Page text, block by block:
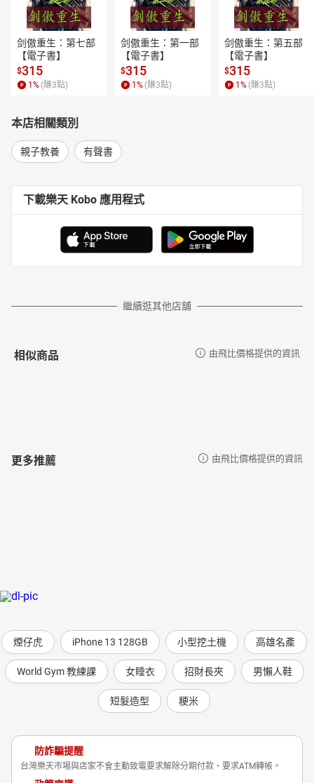
剑傲重生：第七部
【電子書】
$315
1 % (賺3點)
剑傲重生：第一部
【電子書】
$315
1 % (賺3點)
剑傲重生：第五部
【電子書】
$315
1 % (賺3點)
本店相關類別
親子教養 有聲書
下載樂天 Kobo 應用程式
繼續逛其他店舖
相似商品 由飛比價格提供的資訊
更多推薦 由飛比價格提供的資訊
煙仔虎 iPhone 13 128GB 小型挖土機 高雄名產
World Gym 教練課 女睡衣 招財長夾 男懶人鞋
短髮造型 粳米
防詐騙提醒
台灣樂天市場與店家不會主動致電要求解除分期付款、要求ATM轉帳。